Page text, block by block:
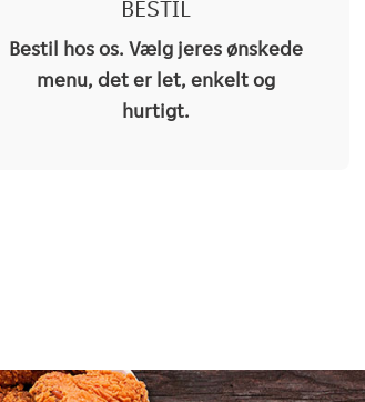
BESTIL
Bestil hos os. Vælg jeres ønskede
menu, det er let, enkelt og
hurtigt.